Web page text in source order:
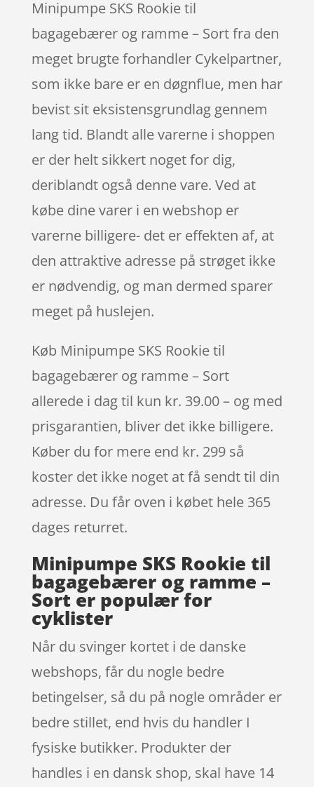
Minipumpe SKS Rookie til
bagagebærer og ramme – Sort fra den
meget brugte forhandler Cykelpartner,
som ikke bare er en døgnflue, men har
bevist sit eksistensgrundlag gennem
lang tid. Blandt alle varerne i shoppen
er der helt sikkert noget for dig,
deriblandt også denne vare. Ved at
købe dine varer i en webshop er
varerne billigere- det er effekten af, at
den attraktive adresse på strøget ikke
er nødvendig, og man dermed sparer
meget på huslejen.
Køb Minipumpe SKS Rookie til
bagagebærer og ramme – Sort
allerede i dag til kun kr. 39.00 – og med
prisgarantien, bliver det ikke billigere.
Køber du for mere end kr. 299 så
koster det ikke noget at få sendt til din
adresse. Du får oven i købet hele 365
dages returret.
Minipumpe SKS Rookie til
bagagebærer og ramme –
Sort er populær for
cyklister
Når du svinger kortet i de danske
webshops, får du nogle bedre
betingelser, så du på nogle områder er
bedre stillet, end hvis du handler I
fysiske butikker. Produkter der
handles i en dansk shop, skal have 14